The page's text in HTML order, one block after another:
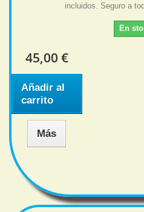
incluidos. Seguro a
En
45,00 €
Añadir al
carrito
Más